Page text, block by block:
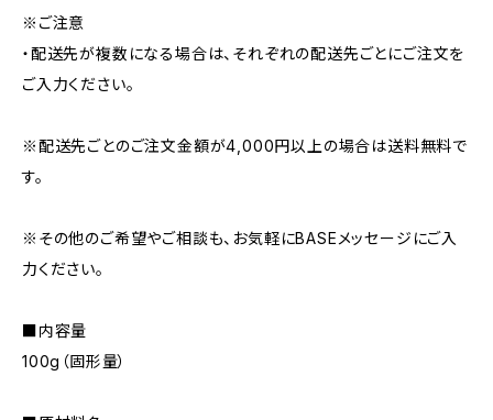
※ご注意
・配送先が複数になる場合は、それぞれの配送先ごとにご注文を
ご入力ください。
※配送先ごとのご注文金額が4,000円以上の場合は送料無料で
す。
※その他のご希望やご相談も、お気軽にBASEメッセージにご入
力ください。
■内容量
100g（固形量）